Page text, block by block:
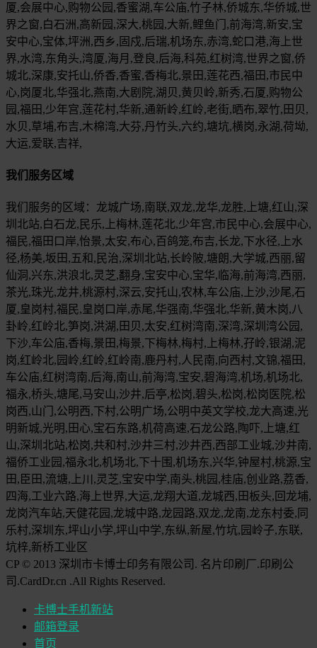
厦,会展中心,购物公园,香蜜湖,车公庙,竹子林,侨城东,华侨城,世
界之窗,白石洲,高新园,深大,桃园,大新,鲤鱼门,前海湾,新安,宝
安中心,宝体,坪洲,西乡,固戍,后瑞,机场东,赤湾,蛇口港,海上世
界,水湾,东角头,湾厦,海月,登良,后海,科苑,红树湾,世界之窗,侨
城北,深康,安托山,侨香,香蜜,香梅北,景田,莲花西,福田,市民中
心,岗厦北,华强北,燕南,大剧院,湖贝,黄贝岭,新秀,石厦,购物公
园,福田,少年宫,莲花村,华新,通新岭,红岭,老街,晒布,翠竹,田贝,
水贝,草埔,布吉,木棉湾,大芬,丹竹头,六约,塘坑,横岗,永湖,荷坳,
大运,爱联,吉祥,
我们服务区域
我们服务的区域：龙城广场,南联,双龙,龙华,龙胜,上塘,红山,深
圳北站,白石龙,民乐,上梅林,莲花北,少年宫,市民中心,会展中心,
福民,福田口岸,怡景,太安,布心,百鸽笼,布吉,长龙,下水径,上水
径,杨美,坂田,五和,民治,深圳北站,长岭陂,塘朗,大学城,西丽,留
仙洞,兴东,洪浪北,灵芝,翻身,宝安中心,宝华,临海,前海湾,西丽,
茶光,珠光,龙井,桃源村,深云,安托山,农林,车公庙,上沙,沙尾,石
厦,皇岗村,福民,皇岗口岸,赤尾,华强南,华强北,华新,黄木岗,八
卦岭,红岭北,笋岗,洪湖,田贝,太安,红树湾南,深湾,深圳湾公园,
下沙,车公庙,香梅,景田,梅景,下梅林,梅村,上梅林,孖岭,银湖,泥
岗,红岭北,园岭,红岭,红岭南,鹿丹村,人民南,向西村,文锦,福田,
车公庙,红树湾南,后海,南山,前海湾,宝安,碧海湾,机场,机场北,
福永,桥头,塘尾,马安山,沙井,后亭,松岗,碧头,松岗,松岗医院,松
岗西,山门,公明西,下村,公明广场,公明中英文学校,龙大高速,光
明新城,光明,田心,宝石东路,机荷高速,石龙公路,陶吓,上塘,红
山,深圳北站,松岗,共和村,沙井三村,沙井西,西部工业城,沙井南,
福侨工业园,福永北,机场北,下十围,机场东,兴华,钟屋村,桃源,宝
田,臣田,流塘,上川,灵芝,宝安中学,南头,桃园,桂庙,创业路,荔香,
四海,工业六路,海上世界,大运,龙翔大道,龙城西,田板头,回龙埔,
龙岗汽车站,天健花园,龙城中路,龙园路,双龙,龙南,龙东村委,同
乐村,深圳东,坪山小学,坪山中学,东纵,新屋,竹坑,园岭子,东联,
坑梓,新桥工业区
CP © 2013 深圳市卡博士印务有限公司. 名片印刷厂.印刷公
司.CardDr.cn .All Rights Reserved.
卡博士手机新站
邮箱登录
首页